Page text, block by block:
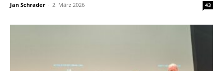
Jan Schrader - 2. März 2026 43